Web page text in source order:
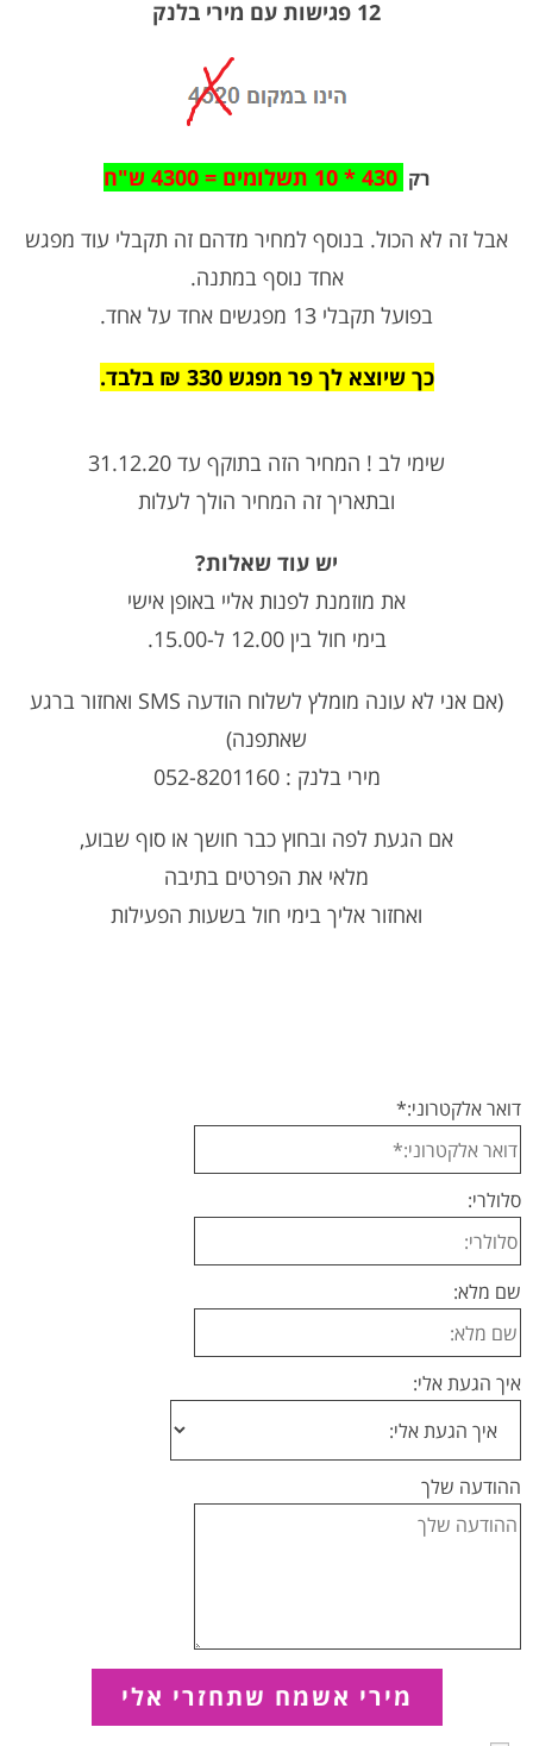
12 פגישות עם מירי בלנק
רק
אבל זה לא הכול. בנוסף למחיר מדהם זה תקבלי עוד מפגש
אחד נוסף במתנה.
בפועל תקבלי 13 מפגשים אחד על אחד.
כך שיוצא לך פר מפגש 330 ₪ בלבד.
שימי לב ! המחיר הזה בתוקף עד 31.12.20
ובתאריך זה המחיר הולך לעלות
יש עוד שאלות?
את מוזמנת לפנות אליי באופן אישי
בימי חול בין 12.00 ל-15.00.
(אם אני לא עונה מומלץ לשלוח הודעה SMS ואחזור ברגע
שאתפנה)
מירי בלנק : 052-8201160
אם הגעת לפה ובחוץ כבר חושך או סוף שבוע,
מלאי את הפרטים בתיבה
ואחזור אליך בימי חול בשעות הפעילות
דואר אלקטרוני:*
סלולרי:
שם מלא:
איך הגעת אלי:
ההודעה שלך